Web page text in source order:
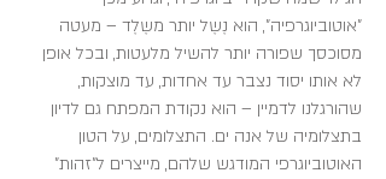
"אוטוביוגרפיה", הוא נֶשֶל יותר משֶלֶד – מעטה
מסוכסך שפורה יותר להשיל מלעטות, ובכל אופן
לא אותו יסוד נצבר עד אחדות, עד מוצקות,
שהורגלנו לדמיין – הוא נקודת המפתח גם לדיון
בתצלומיה של אנה ים. התצלומים, על הטון
האוטוביוגרפי המודגש שלהם, מייצרים ל"זהות"